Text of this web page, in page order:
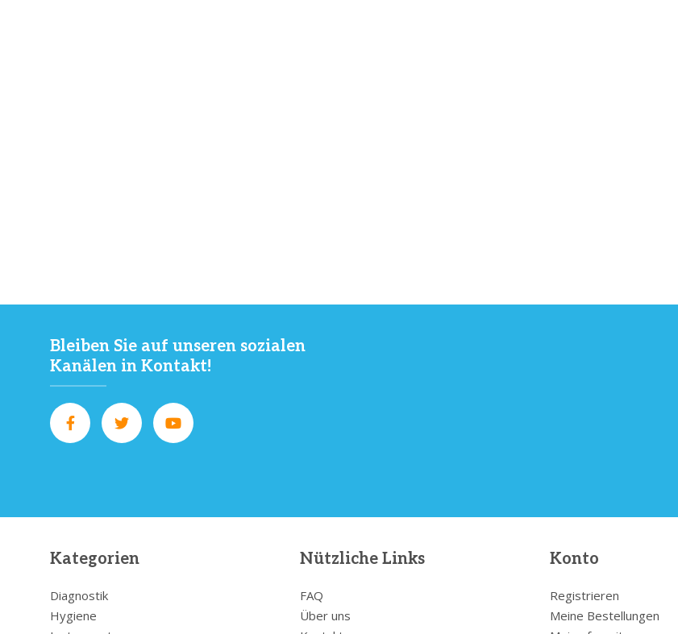
Bleiben Sie auf unseren sozialen
Kanälen in Kontakt!
Kategorien
Diagnostik
Hygiene
Nützliche Links
FAQ
Über uns
Konto
Registrieren
Meine Bestellungen